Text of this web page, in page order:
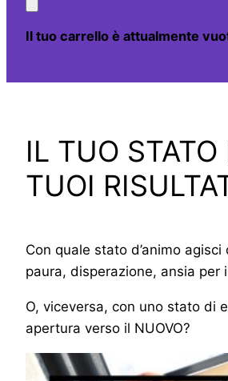
Il tuo carrello è attualmente
IL TUO STATO
TUOI
Con quale stato d’animo agisci
paura, disperazione, ansia per
O, viceversa, con uno stato di
apertura verso il NUOVO?